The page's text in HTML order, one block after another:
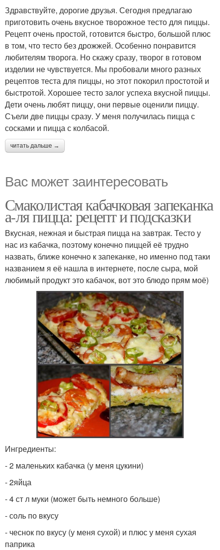
Здравствуйте, дорогие друзья. Сегодня предлагаю
приготовить очень вкусное творожное тесто для пиццы.
Рецепт очень простой, готовится быстро, большой плюс
в том, что тесто без дрожжей. Особенно понравится
любителям творога. Но скажу сразу, творог в готовом
изделии не чувствуется. Мы пробовали много разных
рецептов теста для пиццы, но этот покорил простотой и
быстротой. Хорошее тесто залог успеха вкусной пиццы.
Дети очень любят пиццу, они первые оценили пиццу.
Съели две пиццы сразу. У меня получилась пицца с
сосками и пицца с колбасой.
читать дальше →
Вас может заинтересовать
Смаколистая кабачковая запеканка
а-ля пицца: рецепт и подсказки
Вкусная, нежная и быстрая пицца на завтрак. Тесто у
нас из кабачка, поэтому конечно пиццей её трудно
назвать, ближе конечно к запеканке, но именно под таки
названием я её нашла в интернете, после сыра, мой
любимый продукт это кабачок, вот это блюдо прям моё)
Ингредиенты:
- 2 маленьких кабачка (у меня цукини)
- 2яйца
- 4 ст л муки (может быть немного больше)
- соль по вкусу
- чеснок по вкусу (у меня сухой) и плюс у меня сухая
паприка